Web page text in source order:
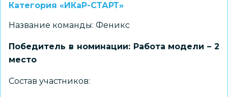
Категория «ИКаР-СТАРТ»
Название команды: Феникс
Победитель в номинации: Работа модели – 2
место
Состав участников: